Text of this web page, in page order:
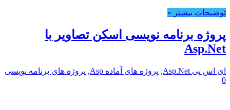
توضیحات بیشتر »
پروژه برنامه نویسی اسکن تصاویر با
Asp.Net
ای اس پی Asp.Net , پروژه های آماده Asp , پروژه های برنامه نویسی
0